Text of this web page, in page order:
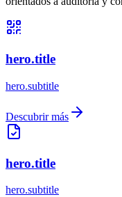
hero.title
hero.subtitle
Descubrir más
hero.title
hero.subtitle